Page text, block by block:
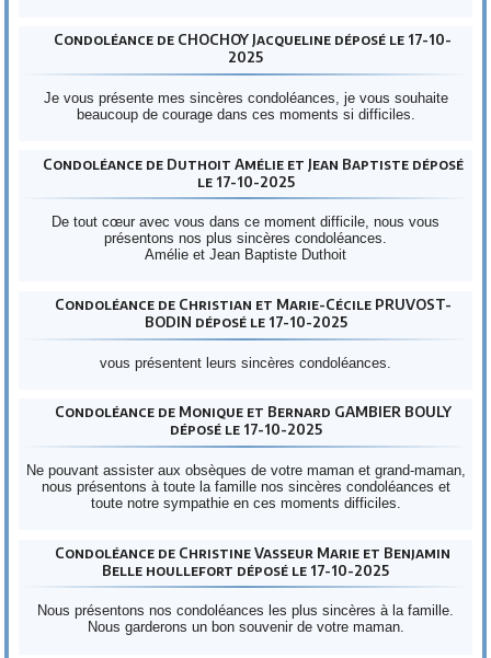
Condoléance de CHOCHOY Jacqueline déposé le 17-10-
2025
Je vous présente mes sincères condoléances, je vous souhaite
beaucoup de courage dans ces moments si difficiles.
Condoléance de Duthoit Amélie et Jean Baptiste déposé
le 17-10-2025
De tout cœur avec vous dans ce moment difficile, nous vous
présentons nos plus sincères condoléances.
Amélie et Jean Baptiste Duthoit
Condoléance de Christian et Marie-Cécile PRUVOST-
BODIN déposé le 17-10-2025
vous présentent leurs sincères condoléances.
Condoléance de Monique et Bernard GAMBIER BOULY
déposé le 17-10-2025
Ne pouvant assister aux obsèques de votre maman et grand-maman,
nous présentons à toute la famille nos sincères condoléances et
toute notre sympathie en ces moments difficiles.
Condoléance de Christine Vasseur Marie et Benjamin
Belle houllefort déposé le 17-10-2025
Nous présentons nos condoléances les plus sincères à la famille.
Nous garderons un bon souvenir de votre maman.